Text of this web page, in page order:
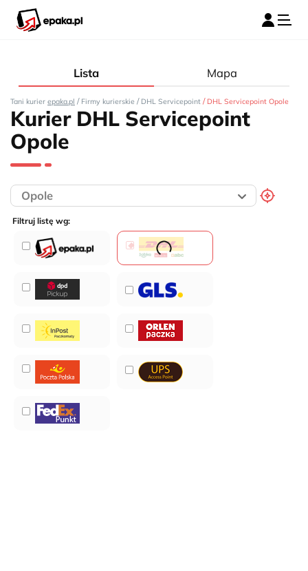
Lista Mapa
Tani kurier epaka.pl / Firmy kurierskie / DHL Servicepoint / DHL Servicepoint Opole
Kurier DHL Servicepoint
Opole
Filtruj listę wg: